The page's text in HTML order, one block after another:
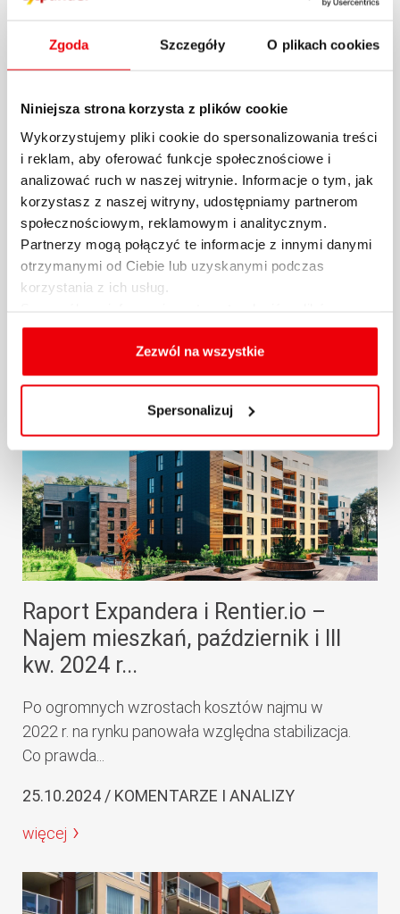
Zgoda Szczegóły O plikach cookies
Niniejsza strona korzysta z plików cookie
Wykorzystujemy pliki cookie do spersonalizowania treści
i reklam, aby oferować funkcje społecznościowe i
analizować ruch w naszej witrynie. Informacje o tym, jak
korzystasz z naszej witryny, udostępniamy partnerom
społecznościowym, reklamowym i analitycznym.
Partnerzy mogą połączyć te informacje z innymi danymi
otrzymanymi od Ciebie lub uzyskanymi podczas
korzystania z ich usług.
cookies, celu i sposobu korzystania z nich przez nas
oraz zmiany ustawień plików cookies a także ich
usuwania z przeglądarki internetowej, znajdują się
Zezwól na wszystkie
Spersonalizuj
Raport Expandera i Rentier.io –
Ceny mieszkań, październik i III
kw. 2024 r.
Na rynku nieruchomości mamy teraz do
czynienia z dość dziwną sytuacją. Z raportu
Expandera i...
29.10.2024 / KOMENTARZE I ANALIZY
Raport Expandera i Rentier.io –
Najem mieszkań, październik i III
kw. 2024 r...
Po ogromnych wzrostach kosztów najmu w
2022 r. na rynku panowała względna stabilizacja.
Co prawda...
25.10.2024 / KOMENTARZE I ANALIZY
więcej